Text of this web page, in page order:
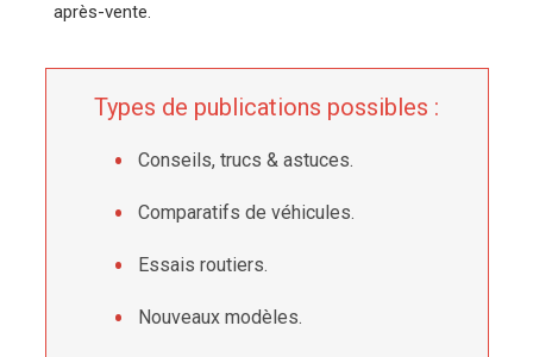
après-vente.
Types de publications possibles :
Conseils, trucs & astuces.
Comparatifs de véhicules.
Essais routiers.
Nouveaux modèles.